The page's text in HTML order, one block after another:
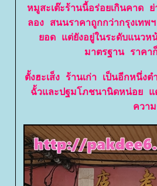
หมูสะเต๊ะร้านนี้อร่อยเกินคาด
ลอง สนนราคาถูกกว่ากรุงเท
อด แต่ยังอยู่ในระดับแนวห
มาตรฐาน ราคา
ตั้งฮะเส็ง ร้านเก่า เป็นอีกหนึ่
ฉั้วและปฐมโภชนานิดหน่อย แ
ควา